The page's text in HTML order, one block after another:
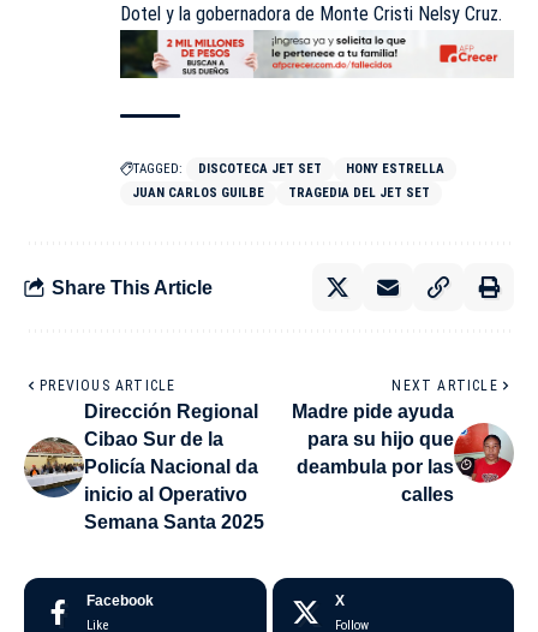
Dotel y la gobernadora de Monte Cristi Nelsy Cruz.
TAGGED: DISCOTECA JET SET
HONY ESTRELLA
JUAN CARLOS GUILBE
TRAGEDIA DEL JET SET
Share This Article
PREVIOUS ARTICLE
Dirección Regional
Cibao Sur de la
Policía Nacional da
inicio al Operativo
Semana Santa 2025
NEXT ARTICLE
Madre pide ayuda
para su hijo que
deambula por las
calles
Facebook
Like
X
Follow